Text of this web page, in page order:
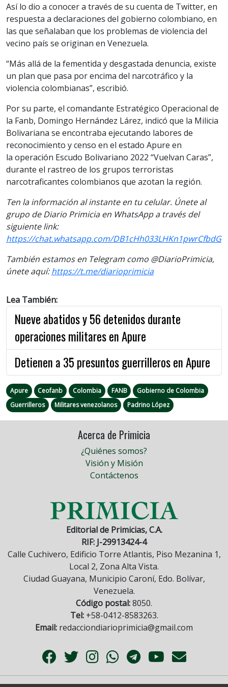
Así lo dio a conocer a través de su cuenta de Twitter, en
respuesta a declaraciones del gobierno colombiano, en
las que señalaban que los problemas de violencia del
vecino país se originan en Venezuela.
“Más allá de la fementida y desgastada denuncia, existe
un plan que pasa por encima del narcotráfico y la
violencia colombianas”, escribió.
Por su parte, el comandante Estratégico Operacional de
la Fanb, Domingo Hernández Lárez, indicó que la Milicia
Bolivariana se encontraba ejecutando labores de
reconocimiento y censo en el estado Apure en
la operación Escudo Bolivariano 2022 “Vuelvan Caras”,
durante el rastreo de los grupos terroristas
narcotraficantes colombianos que azotan la región.
Ten la información al instante en tu celular. Únete al
grupo de Diario Primicia en WhatsApp a través del
siguiente link:
https://chat.whatsapp.com/DB1cHh033LHKn1pwrCfbdG
También estamos en Telegram como @DiarioPrimicia,
únete aquí:https://t.me/diarioprimicia
Lea También:
Nueve abatidos y 56 detenidos durante
operaciones militares en Apure
Detienen a 35 presuntos guerrilleros en Apure
Apure Ceofanb Colombia FANB
Gobierno de Colombia
Guerrilleros
Militares venezolanos Padrino López
Acerca de Primicia
¿Quiénes somos?
Visión y Misión
Contáctenos
Editorial de Primicias, C.A.
RIF: J-29913424-4
Calle Cuchivero, Edificio Torre Atlantis, Piso Mezanina 1,
Local 2, Zona Alta Vista.
Ciudad Guayana, Municipio Caroní, Edo. Bolívar,
Venezuela.
Código postal:8050.
Tel:+58-0412-8583263.
Email: redacciondiarioprimicia@gmail.com